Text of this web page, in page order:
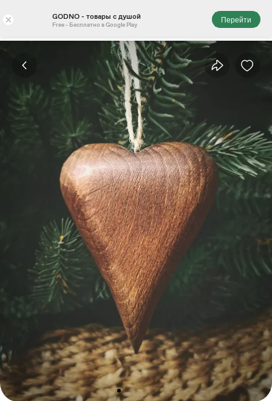
× GODNO - товары с душой
Free - Бесплатно в Google Play
Перейти